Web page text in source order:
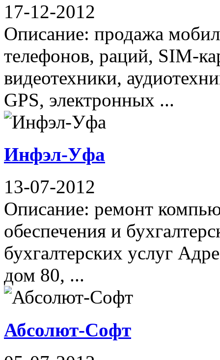
17-12-2012
Описание: продажа
телефонов, раций, SIM-
видеотехники,
GPS, электронных ...
Инфэл-Уфа
13-07-2012
Описание: ремонт
обеспечения и
бухгалтерских услуг
дом 80, ...
Абсолют-Софт